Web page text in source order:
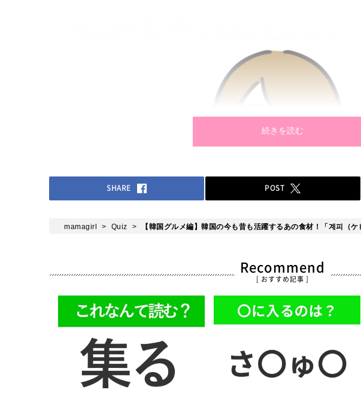
続きを読む
SHARE POST
mamagirl Quiz 【韓国グルメ編】韓国の今も昔も活躍するあの食材！「계피（ケ
Recommend
[ おすすめ記事 ]